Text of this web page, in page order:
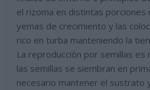
el rizoma en distintas porciones
yemas de crecimiento y las
rico en turba manteniendo la
La reproducción por semillas es
las semillas se siembran en
necesario mantener el sustrato